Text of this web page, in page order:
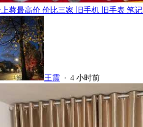
上蔡最高价 价比三家 旧手机 旧手表 笔
王震 · 4 小时前